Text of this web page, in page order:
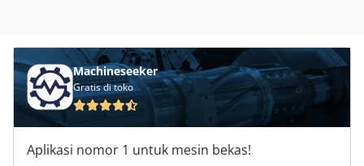
Machineseeker
Gratis di toko
Aplikasi nomor 1 untuk mesin bekas!